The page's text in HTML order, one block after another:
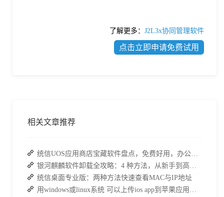
了解更多： J2L3x协同管理软件
点击立即申请免费试用
相关文章推荐
统信桌面专业版：两种方法快速查看MAC与IP地址